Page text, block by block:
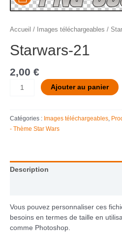
Accueil / Images téléchargeables /
Starwars-21
2,00 €
Ajouter au panier
Catégories : Images téléchargeables
- Thème Star Wars
Description
Vous pouvez personnaliser ces
besoins en termes de taille en
comme Photoshop.